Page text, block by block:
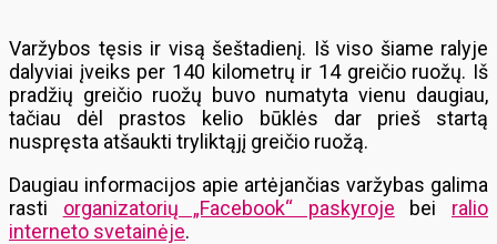
Varžybos tęsis ir visą šeštadienį. Iš viso šiame ralyje
dalyviai įveiks per 140 kilometrų ir 14 greičio ruožų. Iš
pradžių greičio ruožų buvo numatyta vienu daugiau,
tačiau dėl prastos kelio būklės dar prieš startą
nuspręsta atšaukti tryliktąjį greičio ruožą.
Daugiau informacijos apie artėjančias varžybas galima
rasti organizatorių „Facebook“ paskyroje bei ralio
interneto svetainėje.